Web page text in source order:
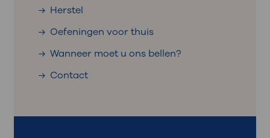
Herstel
Oefeningen voor thuis
Wanneer moet u ons bellen?
Contact